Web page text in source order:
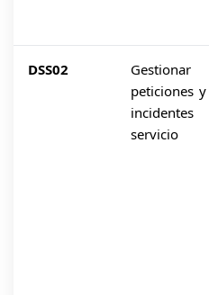
DSS02
Gestionar
peticiones
incidentes
servicio